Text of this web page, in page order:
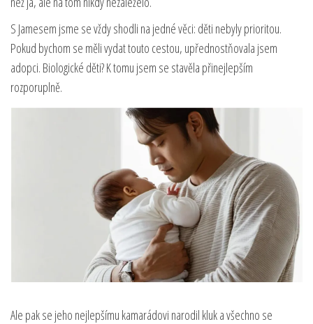
S Jamesem jsme se vždy shodli na jedné věci: děti nebyly prioritou.
Pokud bychom se měli vydat touto cestou, upřednostňovala jsem
adopci. Biologické děti? K tomu jsem se stavěla přinejlepším
rozporuplně.
Ale pak se jeho nejlepšímu kamarádovi narodil kluk a všechno se